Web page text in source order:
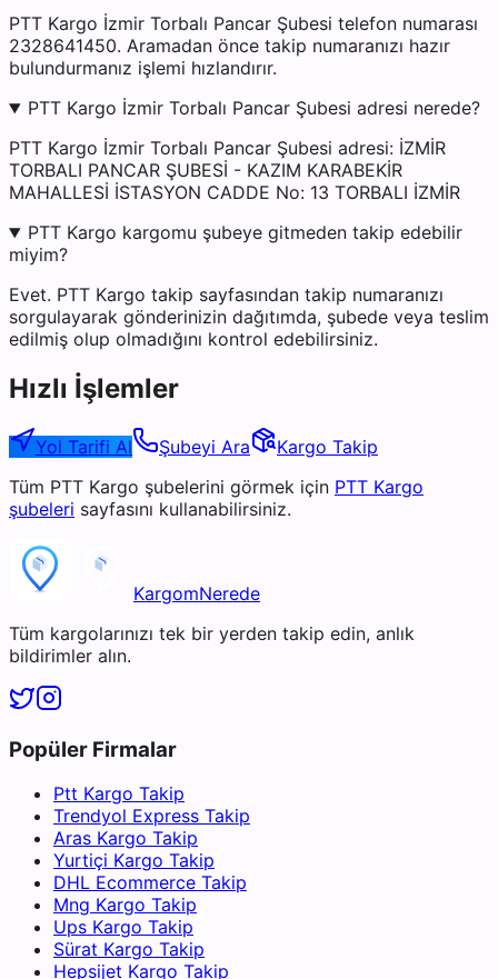
PTT Kargo İzmir Torbalı Pancar Şubesi telefon numarası
2328641450. Aramadan önce takip numaranızı hazır
bulundurmanız işlemi hızlandırır.
PTT Kargo İzmir Torbalı Pancar Şubesi adresi nerede?
PTT Kargo İzmir Torbalı Pancar Şubesi adresi: İZMİR
TORBALI PANCAR ŞUBESİ - KAZIM KARABEKİR
MAHALLESİ İSTASYON CADDE No: 13 TORBALI İZMİR
PTT Kargo kargomu şubeye gitmeden takip edebilir
miyim?
Evet. PTT Kargo takip sayfasından takip numaranızı
sorgulayarak gönderinizin dağıtımda, şubede veya teslim
edilmiş olup olmadığını kontrol edebilirsiniz.
Hızlı İşlemler
Yol Tarifi Al Şubeyi Ara
Kargo Takip
Tüm PTT Kargo şubelerini görmek için PTT Kargo
şubeleri sayfasını kullanabilirsiniz.
KargomNerede
Tüm kargolarınızı tek bir yerden takip edin, anlık
bildirimler alın.
Popüler Firmalar
Ptt Kargo Takip
Trendyol Express Takip
Aras Kargo Takip
Yurtiçi Kargo Takip
DHL Ecommerce Takip
Mng Kargo Takip
Ups Kargo Takip
Sürat Kargo Takip
Hepsijet Kargo Takip